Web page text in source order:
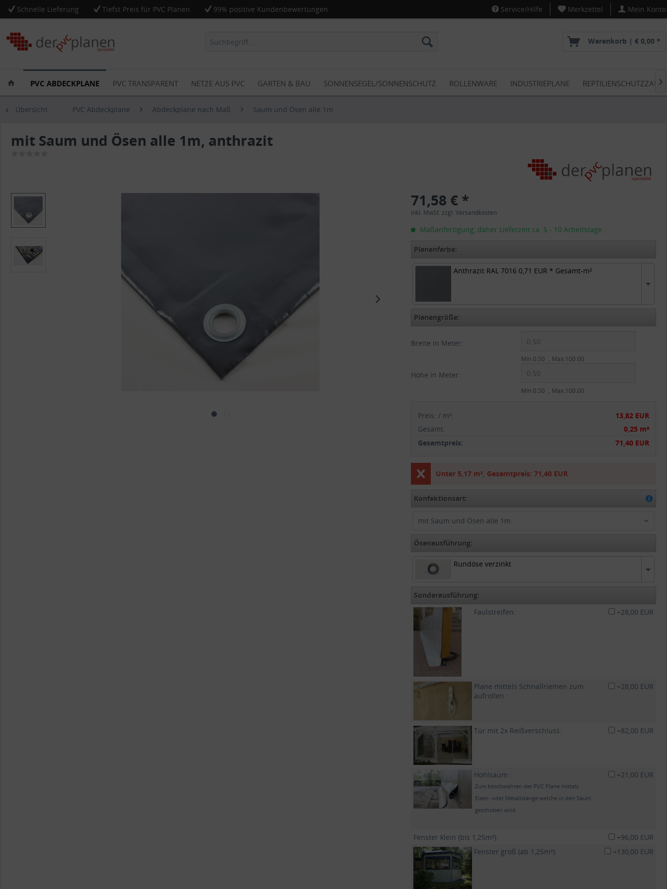
Schnelle Lieferung Tiefst Preis für PVC Planen 99% positive Kundenbewertungen Service/Hilfe Merkzettel Mein Konto
Warenkorb | € 0,00 *
PVC ABDECKPLANE PVC TRANSPARENT NETZE AUS PVC GARTEN & BAU SONNENSEGEL/SONNENSCHUTZ ROLLENWARE INDUSTRIEPLANE 
Übersicht PVC Abdeckplane Abdeckplane nach Maß Saum und Ösen alle 1m
mit Saum und Ösen alle 1m, anthrazit
71,58 € *
inkl. MwSt. zzgl. Versandkosten
Maßanfertigung, daher Lieferzeit ca. 5 - 10 Arbeitstage
Planenfarbe:
Anthrazit RAL 7016 0,71 EUR * Gesamt-m²
Anthrazit RAL 7016 0,71 EUR * Gesamt-m²
Planengröße:
Breite in Meter:
Min.0.50 Max.100.00
Höhe in Meter:
Min.0.50 Max.100.00
Preis: / m²:
13,82 EUR
Gesamt:
0,25 m²
Gesamtpreis:
71,40 EUR
Unter 5,17 m², Gesamtpreis: 71,40 EUR
Konfektionsart:
mit Saum und Ösen alle 1m
Ösenausführung:
Rundöse verzinktRundöse verzinkt
Sonderausführung:
Faulstreifen:
+28,00 EUR
Plane mittels Schnallriemen zum
aufrollen :
+28,00 EUR
Tür mit 2x Reißverschluss: +82,00 EUR
Hohlsaum :
Zum beschwehren der PVC Plane mittels
Eisen- oder Metallstange welche in den Saum
geschoben wird.
+21,00 EUR
Fenster klein (bis 1,25m²):
+96,00 EUR
Fenster groß (ab 1,25m²):
+130,00 EUR